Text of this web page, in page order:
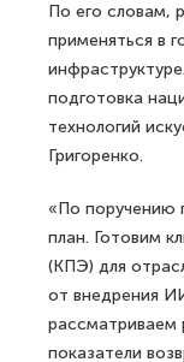
По его словам,
применяться в
подготовка
технологий
Григоренко.
«По поручению
план. Готовим
(КПЭ) для
от внедрения
рассматриваем
показатели